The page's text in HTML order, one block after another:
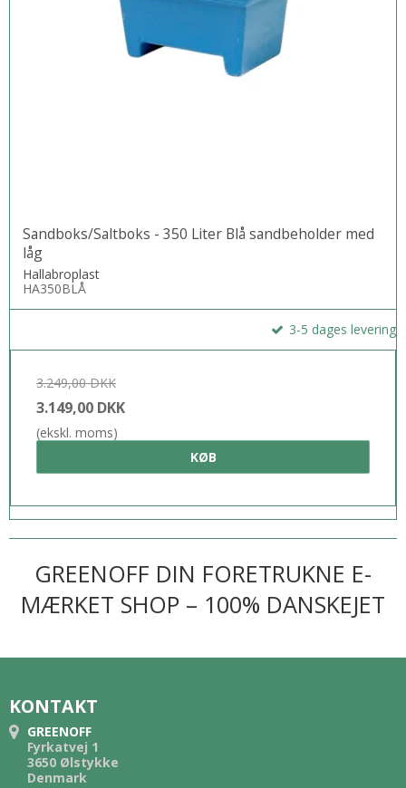
Sandboks/Saltboks - 350 Liter Blå sandbeholder med
låg
Hallabroplast
HA350BLÅ
3-5 dages levering
3.249,00 DKK
3.149,00 DKK
(ekskl. moms)
KØB
GREENOFF DIN FORETRUKNE E-
MÆRKET SHOP – 100% DANSKEJET
KONTAKT
GREENOFF
Fyrkatvej 1
3650 Ølstykke
Denmark